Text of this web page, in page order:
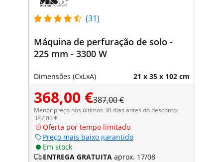
(31)
Máquina de perfuração de solo -
225 mm - 3300 W
Dimensões (CxLxA) 21 x 35 x 102 cm
368,00 €387,00 €
Menor preço nos últimos 30 dias antes do desconto:
387,00 €
Oferta por tempo limitado
Preço mais baixo garantido
Em stock
ENTREGA GRATUITA aprox. 17/08